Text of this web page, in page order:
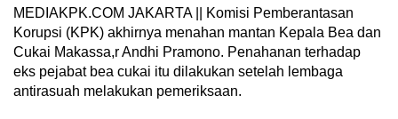
MEDIAKPK.COM JAKARTA || Komisi Pemberantasan
Korupsi (KPK) akhirnya menahan mantan Kepala Bea dan
Cukai Makassa,r Andhi Pramono. Penahanan terhadap
eks pejabat bea cukai itu dilakukan setelah lembaga
antirasuah melakukan pemeriksaan.